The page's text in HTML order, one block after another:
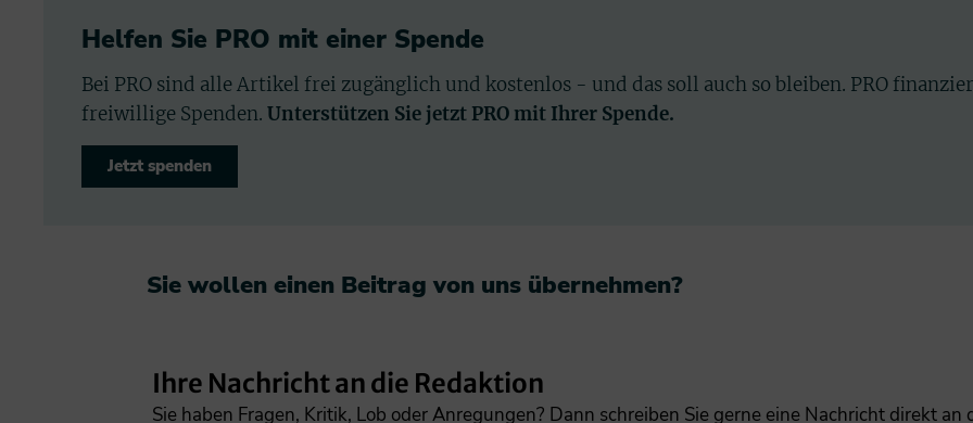
Helfen Sie PRO mit einer Spende
Bei PRO sind alle Artikel frei zugänglich und kostenlos - und das soll auch so bleiben. PRO
freiwillige Spenden. Unterstützen Sie jetzt PRO mit Ihrer Spende.
Jetzt spenden
Sie wollen einen Beitrag von uns übernehmen?​
Ihre Nachricht an die Redaktion
Sie haben Fragen, Kritik, Lob oder Anregungen? Dann schreiben Sie gerne eine Nachricht direkt an